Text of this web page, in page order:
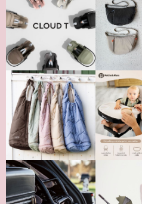
Vložením hodnotenie súhlasíte s
osobných údajov